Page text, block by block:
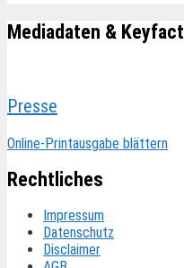
Mediadaten &
Presse
Online-Printausgabe blättern
Rechtliches
Impressum
Datenschutz
Disclaimer